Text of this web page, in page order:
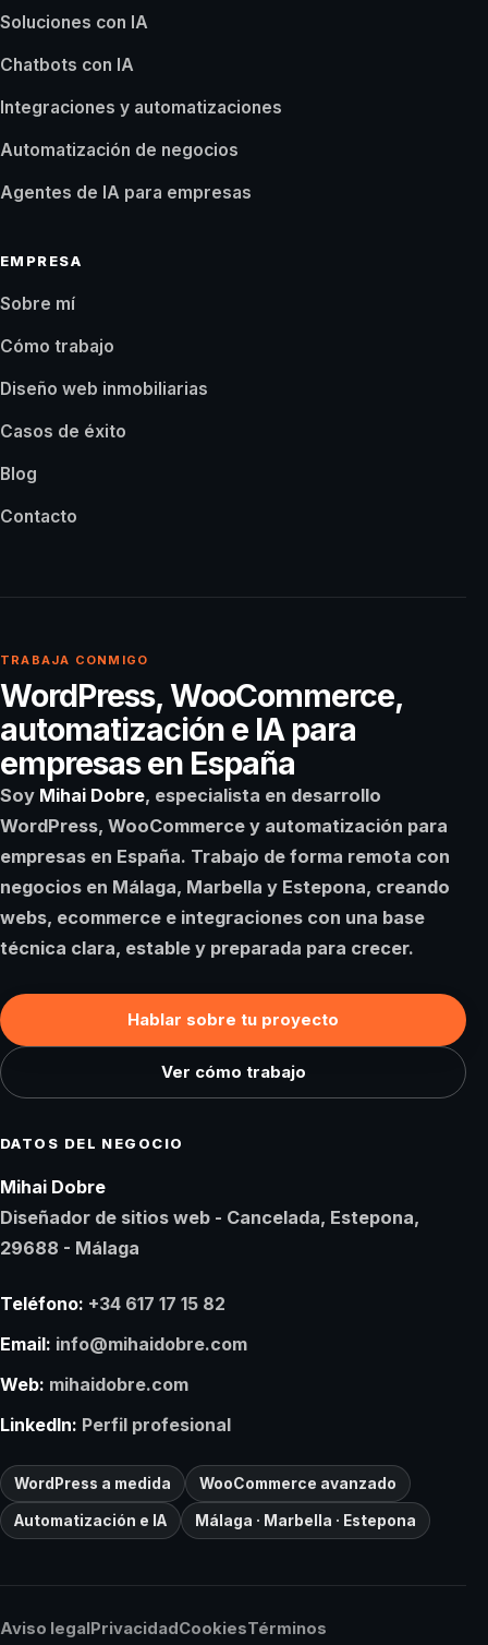
Soluciones con IA
Chatbots con IA
Integraciones y automatizaciones
Automatización de negocios
Agentes de IA para empresas
EMPRESA
Sobre mí
Cómo trabajo
Diseño web inmobiliarias
Casos de éxito
Blog
Contacto
TRABAJA CONMIGO
WordPress, WooCommerce,
automatización e IA para
empresas en España
Soy Mihai Dobre, especialista en desarrollo
WordPress, WooCommerce y automatización para
empresas en España. Trabajo de forma remota con
negocios en Málaga, Marbella y Estepona, creando
webs, ecommerce e integraciones con una base
técnica clara, estable y preparada para crecer.
Hablar sobre tu proyecto
Ver cómo trabajo
DATOS DEL NEGOCIO
Mihai Dobre
Diseñador de sitios web - Cancelada, Estepona,
29688 - Málaga
Teléfono: +34 617 17 15 82
Email: info@mihaidobre.com
Web: mihaidobre.com
LinkedIn: Perfil profesional
WordPress a medida WooCommerce avanzado
Automatización e IA Málaga · Marbella · Estepona
Aviso legalPrivacidadCookiesTérminos